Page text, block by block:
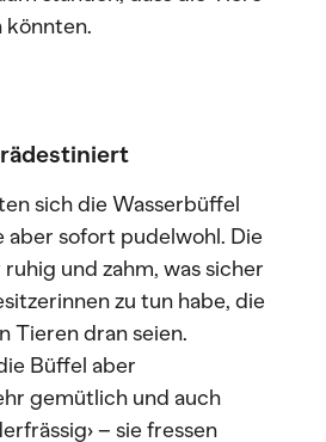
könnten.
sich die Wasserbüffel
aber sofort pudelwohl. Die
und zahm, was sicher
zu tun habe, die
Tieren dran seien.
Büffel aber
gemütlich und auch
– sie fressen